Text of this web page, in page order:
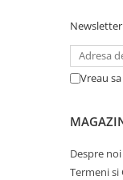
Newsletter
Vreau
Despre noi
Termeni si